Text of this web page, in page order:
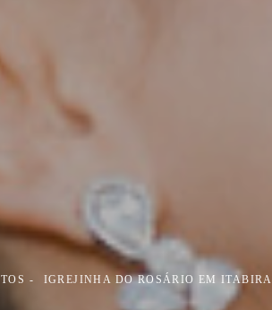
IGREJINHA DO ROSÁRIO EM ITABIRA